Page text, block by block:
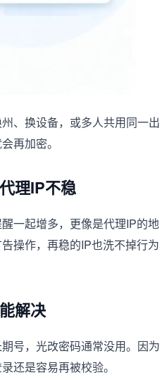
、换设备，或多人共用同一出
再加密。
理IP不稳
一起增多，更像是代理IP的地
操作，再稳的IP也洗不掉行为
解决
号，光改密码通常没用。因为
还是容易再被校验。